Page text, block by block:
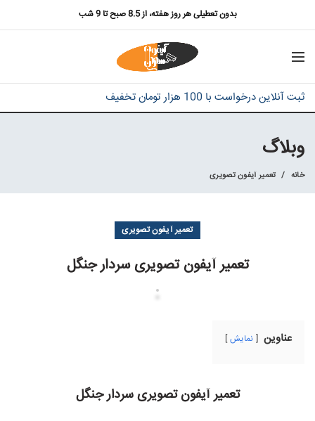
بدون تعطیلی هر روز هفته، از 8.5 صبح تا 9 شب
ثبت آنلاین درخواست با 100 هزار تومان تخفیف
وبلاگ
خانه تعمیر آیفون تصویری
تعمیر آیفون تصویری
تعمیر آیفون تصویری سردار جنگل
عناوین نمایش
تعمیر آیفون تصویری سردار جنگل